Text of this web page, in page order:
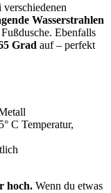
Wasserstrahlen
Ebenfalls
Grad auf – perfekt
C Temperatur,
hoch. Wenn du etwas